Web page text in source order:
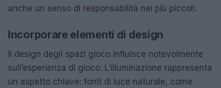
anche un senso di responsabilità nei più piccoli.
Incorporare elementi di design
Il design degli spazi gioco influisce notevolmente
sull’esperienza di gioco. L’illuminazione rappresenta
un aspetto chiave: fonti di luce naturale, come